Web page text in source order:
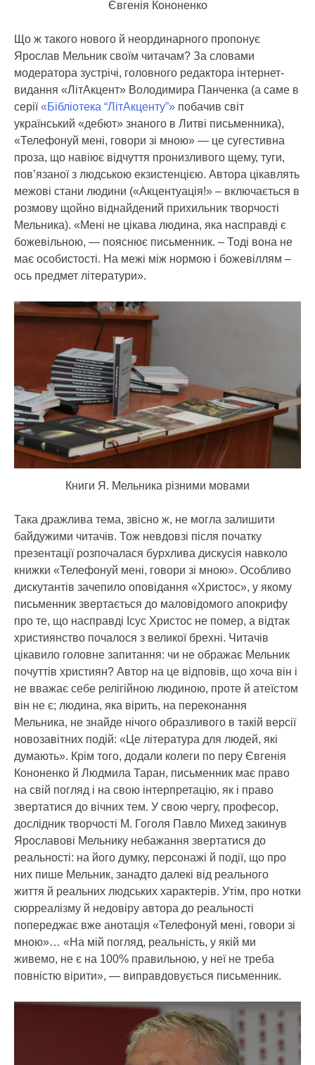
Євгенія Кононенко
Що ж такого нового й неординарного пропонує
Ярослав Мельник своїм читачам? За словами
модератора зустрічі, головного редактора інтернет-
видання «ЛітАкцент» Володимира Панченка (а саме в
серії«Бібліотека “ЛітАкценту”» побачив світ
український «дебют» знаного в Литві письменника),
«Телефонуй мені, говори зі мною» — це сугестивна
проза, що навіює відчуття пронизливого щему, туги,
пов’язаної з людською екзистенцією. Автора цікавлять
межові стани людини («Акцентуація!» – включається в
розмову щойно віднайдений прихильник творчості
Мельника). «Мені не цікава людина, яка насправді є
божевільною, — пояснює письменник. – Тоді вона не
має особистості. На межі між нормою і божевіллям –
ось предмет літератури».
Книги Я. Мельника різними мовами
Така дражлива тема, звісно ж, не могла залишити
байдужими читачів. Тож невдовзі після початку
презентації розпочалася бурхлива дискусія навколо
книжки «Телефонуй мені, говори зі мною». Особливо
дискутантів зачепило оповідання «Христос», у якому
письменник звертається до маловідомого апокрифу
про те, що насправді Ісус Христос не помер, а відтак
християнство почалося з великої брехні. Читачів
цікавило головне запитання: чи не ображає Мельник
почуттів християн? Автор на це відповів, що хоча він і
не вважає себе релігійною людиною, проте й атеїстом
він не є; людина, яка вірить, на переконання
Мельника, не знайде нічого образливого в такій версії
новозавітних подій: «Це література для людей, які
думають». Крім того, додали колеги по перу Євгенія
Кононенко й Людмила Таран, письменник має право
на свій погляд і на свою інтерпретацію, як і право
звертатися до вічних тем. У свою чергу, професор,
дослідник творчості М. Гоголя Павло Михед закинув
Ярославові Мельнику небажання звертатися до
реальності: на його думку, персонажі й події, що про
них пише Мельник, занадто далекі від реального
життя й реальних людських характерів. Утім, про нотки
сюрреалізму й недовіру автора до реальності
попереджає вже анотація «Телефонуй мені, говори зі
мною»… «На мій погляд, реальність, у якій ми
живемо, не є на 100% правильною, у неї не треба
повністю вірити», — виправдовується письменник.